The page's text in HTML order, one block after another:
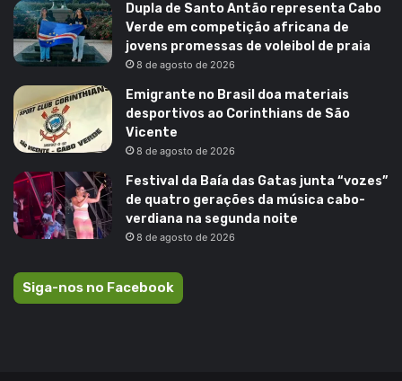
Dupla de Santo Antão representa Cabo
Verde em competição africana de
jovens promessas de voleibol de praia
8 de agosto de 2026
Emigrante no Brasil doa materiais
desportivos ao Corinthians de São
Vicente
8 de agosto de 2026
Festival da Baía das Gatas junta “vozes”
de quatro gerações da música cabo-
verdiana na segunda noite
8 de agosto de 2026
Siga-nos no Facebook